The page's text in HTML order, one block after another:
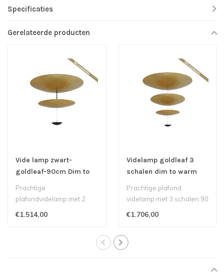
Specificaties
Gerelateerde producten
Vide lamp zwart-
goldleaf-90cm Dim to
warm
Prachtige
plafondvidelamp met 2
schalen 90cm en 60cm,
€1.514,00
Videlamp goldleaf 3
schalen dim to warm
Prachtige plafond
videlamp met 3 schalen 90
cm, 60cm en 30cm,
€1.706,00